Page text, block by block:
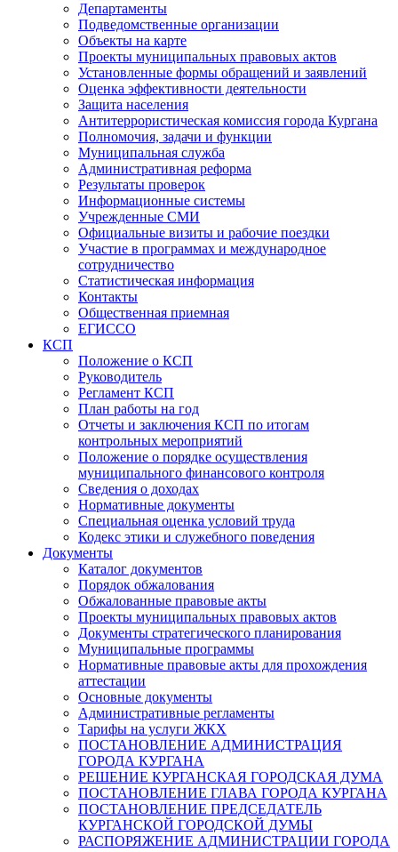
Департаменты
Подведомственные организации
Объекты на карте
Проекты муниципальных правовых актов
Установленные формы обращений и заявлений
Оценка эффективности деятельности
Защита населения
Антитеррористическая комиссия города Кургана
Полномочия, задачи и функции
Муниципальная служба
Административная реформа
Результаты проверок
Информационные системы
Учрежденные СМИ
Официальные визиты и рабочие поездки
Участие в программах и международное
сотрудничество
Статистическая информация
Контакты
Общественная приемная
ЕГИССО
КСП
Положение о КСП
Руководитель
Регламент КСП
План работы на год
Отчеты и заключения КСП по итогам
контрольных мероприятий
Положение о порядке осуществления
муниципального финансового контроля
Сведения о доходах
Нормативные документы
Специальная оценка условий труда
Кодекс этики и служебного поведения
Документы
Каталог документов
Порядок обжалования
Обжалованные правовые акты
Проекты муниципальных правовых актов
Документы стратегического планирования
Муниципальные программы
Нормативные правовые акты для прохождения
аттестации
Основные документы
Административные регламенты
Тарифы на услуги ЖКХ
ПОСТАНОВЛЕНИЕ АДМИНИСТРАЦИЯ
ГОРОДА КУРГАНА
РЕШЕНИЕ КУРГАНСКАЯ ГОРОДСКАЯ ДУМА
ПОСТАНОВЛЕНИЕ ГЛАВА ГОРОДА КУРГАНА
ПОСТАНОВЛЕНИЕ ПРЕДСЕДАТЕЛЬ
КУРГАНСКОЙ ГОРОДСКОЙ ДУМЫ
РАСПОРЯЖЕНИЕ АДМИНИСТРАЦИИ ГОРОДА